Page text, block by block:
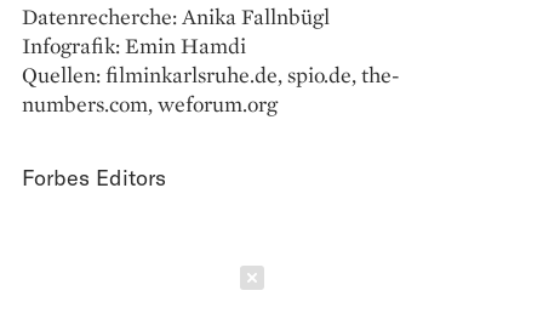
Datenrecherche: Anika Fallnbügl
Infografik: Emin Hamdi
Quellen: filminkarlsruhe.de, spio.de, the-
numbers.com, weforum.org
Forbes Editors